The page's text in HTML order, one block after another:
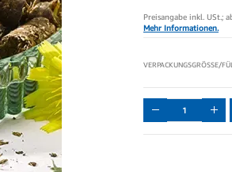
Preisangabe inkl. USt.;
Mehr Informationen.
VERPACKUNGSGRÖSSE/